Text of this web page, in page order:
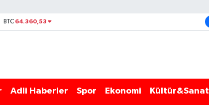
BTC 64.360,53
Adli Haberler Spor Ekonomi Kültür&Sanat